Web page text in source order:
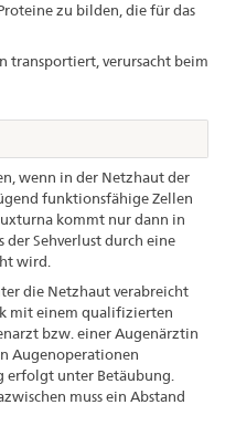
zu bilden, die für das
transportiert, verursacht beim
wenn in der Netzhaut der
funktionsfähige Zellen
kommt nur dann in
der Sehverlust durch eine
wird.
die Netzhaut verabreicht
mit einem qualifizierten
bzw. einer Augenärztin
Augenoperationen
erfolgt unter Betäubung.
muss ein Abstand